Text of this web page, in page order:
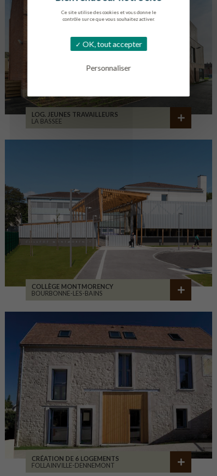
Ce site utilise des cookies et vous donne le
contrôle sur ce que vous souhaitez activer.
OK, tout accepter
Personnaliser
LOG. JEUNES TRAVAILLEURS
LA BASSEE
COLLÈGE MONTMORENCY
BOURBONNE-LES-BAINS
CRÉATION DE 6 LOGEMENTS
FOLLAINVILLE-DENNEMONT